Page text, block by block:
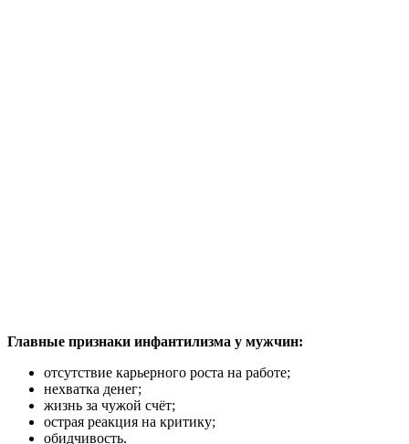
Главные признаки инфантилизма у мужчин:
отсутствие карьерного роста на работе;
нехватка денег;
жизнь за чужой счёт;
острая реакция на критику;
обидчивость.